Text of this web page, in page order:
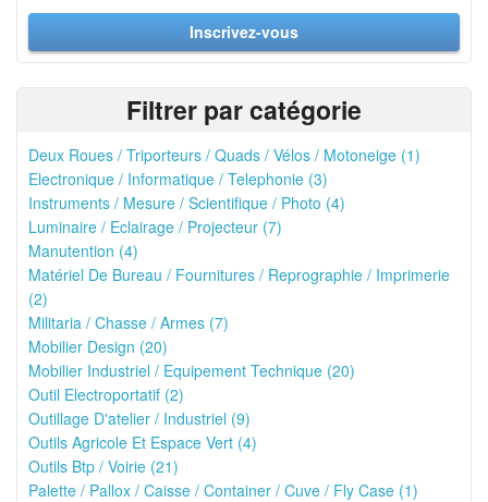
Inscrivez-vous
Filtrer par catégorie
Deux Roues / Triporteurs / Quads / Vélos / Motoneige (1)
Electronique / Informatique / Telephonie (3)
Instruments / Mesure / Scientifique / Photo (4)
Luminaire / Eclairage / Projecteur (7)
Manutention (4)
Matériel De Bureau / Fournitures / Reprographie / Imprimerie
(2)
Militaria / Chasse / Armes (7)
Mobilier Design (20)
Mobilier Industriel / Equipement Technique (20)
Outil Electroportatif (2)
Outillage D'atelier / Industriel (9)
Outils Agricole Et Espace Vert (4)
Outils Btp / Voirie (21)
Palette / Pallox / Caisse / Container / Cuve / Fly Case (1)